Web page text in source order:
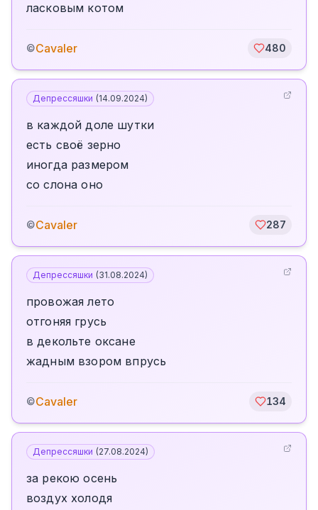
ласковым котом
©Cavaler 480
Депрессяшки (14.09.2024)
в каждой доле шутки
есть своё зерно
иногда размером
со слона оно
©Cavaler 287
Депрессяшки (31.08.2024)
провожая лето
отгоняя грусь
в декольте оксане
жадным взором впрусь
©Cavaler 134
Депрессяшки (27.08.2024)
за рекою осень
воздух холодя